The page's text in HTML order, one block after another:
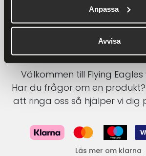
Anpassa
Avvisa
Välkommen till Flying
Har du frågor om en
att ringa oss så hjälper vi dig
Läs mer om klarna